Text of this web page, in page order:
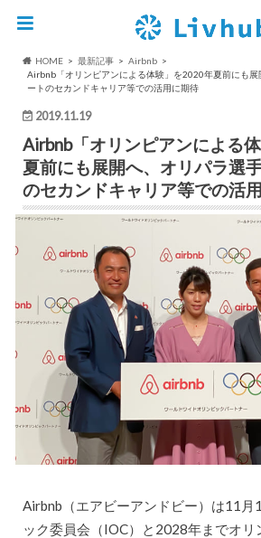
HOME 最新記事
Airbnb
Airbnb「オリンピアンによる体験」を2020年夏前にも展
ートのセカンドキャリア等での活用に期待
2019.11.19
Airbnb「オリンピアンによる
夏前にも展開へ、オリパラ選
のセカンドキャリア等での活
Airbnb（エアビーアンドビー）は11月
ック委員会（IOC）と2028年までオリ